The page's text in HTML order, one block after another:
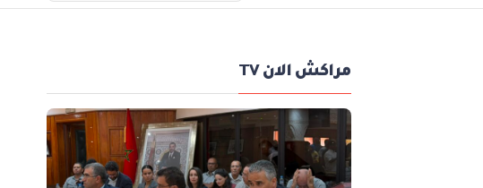
مراكش الان TV